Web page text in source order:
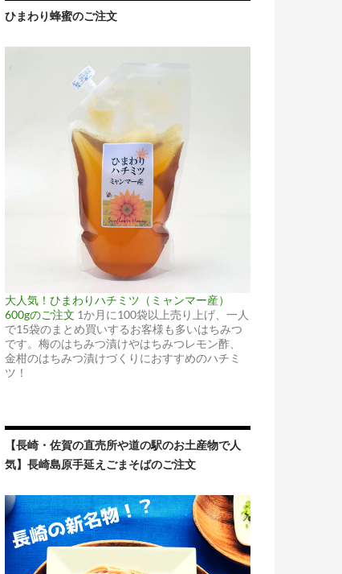
ひまわり蜂蜜のご注文
大人気！ひまわりハチミツ（ミャンマー産）
600gのご注文 1か月に100袋以上売り上げ、一人
で15袋のまとめ買いするお客様も多いはちみつ
です。梅のはちみつ漬けやはちみつレモン酢、
金柑のはちみつ漬けづくりにおすすめのハチミ
ツ！
【長崎・佐賀の直売所や道の駅のお土産物で人
気】長崎島原手延えごまそばのご注文